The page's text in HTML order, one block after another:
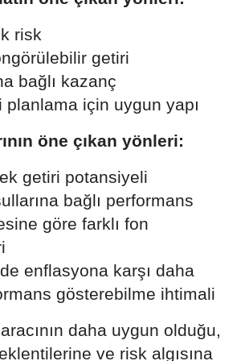
risk
getiri
bağlı kazanç
planlama için uygun yapı
öne çıkan yönleri:
getiri potansiyeli
bağlı performans
göre farklı fon
enflasyona karşı daha
gösterebilme ihtimali
daha uygun olduğu,
ve risk algısına